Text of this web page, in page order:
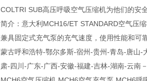
COLTRI SUB高压呼吸空气压缩机为他们的安
简介：意大利MCH16/ET STANDARD空气压
兼具固定式充气泵的充气速度，使用性能和可
蒙古呼和浩特-鄂尔多斯-宿州-贵州-青岛-唐山
肃-四川-广东-广西-安徽-福建-吉林-湖南-云南